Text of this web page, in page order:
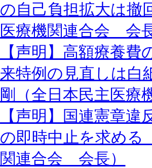
の自己負担拡大は
医療機関連合会 会
【声明】高額療養
来特例の見直しは
剛（全日本民主医
【声明】国連憲章
の即時中止を求め
関連合会 会長）